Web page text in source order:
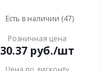
Есть в наличии (47)
Розничная цена
30.37руб./шт